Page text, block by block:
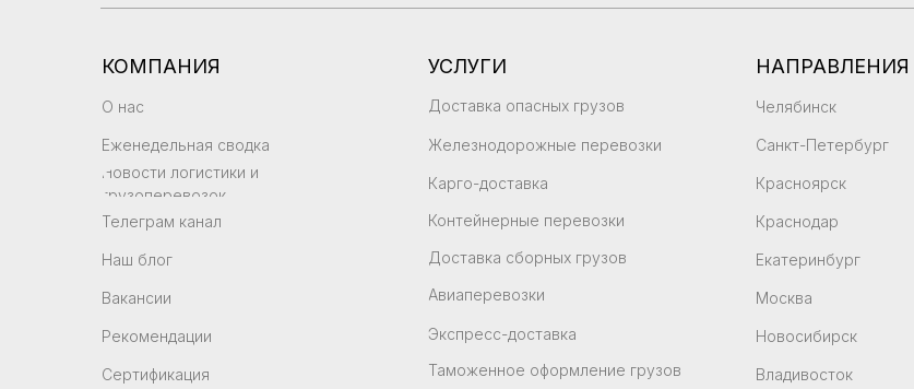
КОМПАНИЯ УСЛУГИ
Челябинск
Санкт-Петербург
Красноярск
Краснодар
Екатеринбург
Москва
Новосибирск
Владивосток
Доставка опасных грузов
Железнодорожные перевозки
Контейнерные перевозки
Карго-доставка
Доставка сборных грузов
Еженедельная сводка
Новости логистики и
грузоперевозок
Телеграм канал
Наш блог
Вакансии
Сертификация
О нас
Рекомендации
Авиаперевозки
Экспресс-доставка
Таможенное оформление грузов
НАПРАВЛЕНИЯ